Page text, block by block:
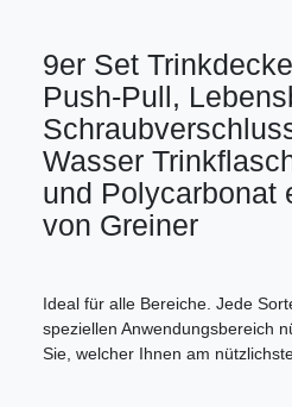
9er Set
Push-Pull,
Wasser
und Polycarbonat
von Greiner
Ideal für alle Bereiche. Jede
speziellen Anwendungsbereich
Sie, welcher Ihnen am